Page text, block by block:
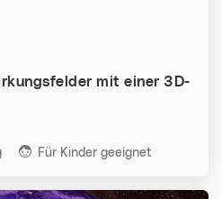
mit einer 3D-
Für Kinder geeignet